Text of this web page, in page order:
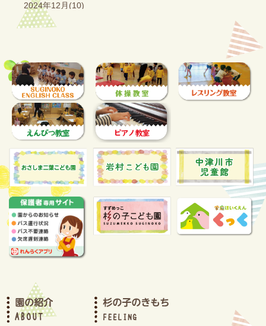
2024年12月(10)
2024年11月(16)
2024年10月(13)
2024年7月(17)
2024年6月(11)
2024年5月(13)
2024年4月(12)
2024年3月(12)
2024年2月(16)
2024年1月(13)
2023年12月(13)
2023年11月(11)
2023年10月(16)
2023年9月(14)
2023年8月(6)
2023年7月(14)
2023年6月(11)
2023年5月(13)
2023年4月(12)
2023年3月(13)
2023年2月(12)
2022年11月(11)
2022年10月(18)
2022年9月(14)
2022年8月(5)